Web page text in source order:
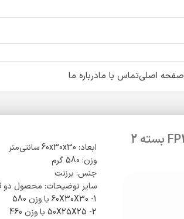
صفحه اصلیتماس با مادرباره ما
ساک پیک نیک فیرو پلاس مدل FP303 بسته 2
ابعاد: 60x30x30 سانتی‌متر
وزن: 580 گرم
جنس: برزنت
سایر توضیحات: محصول دو
1- 60X30X30 با وزن 580
2- 50X25X25 با وزن 460